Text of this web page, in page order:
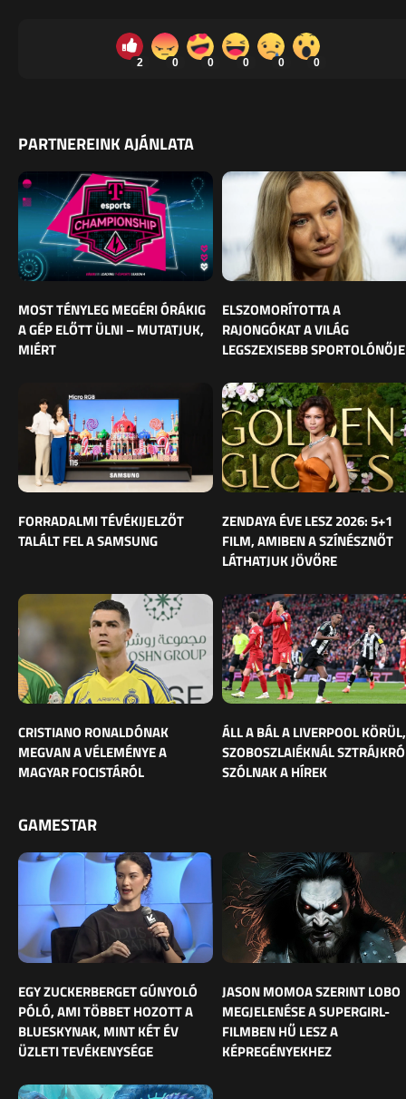
2 0 0 0 0 0
PARTNEREINK AJÁNLATA
MOST TÉNYLEG MEGÉRI ÓRÁKIG
A GÉP ELŐTT ÜLNI – MUTATJUK,
MIÉRT
ELSZOMORÍTOTTA A
RAJONGÓKAT A VILÁG
LEGSZEXISEBB SPORTOLÓNŐJE
FORRADALMI TÉVÉKIJELZŐT
TALÁLT FEL A SAMSUNG
ZENDAYA ÉVE LESZ 2026: 5+1
FILM, AMIBEN A SZÍNÉSZNŐT
LÁTHATJUK JÖVŐRE
CRISTIANO RONALDÓNAK
MEGVAN A VÉLEMÉNYE A
MAGYAR FOCISTÁRÓL
ÁLL A BÁL A LIVERPOOL KÖRÜL,
SZOBOSZLAIÉKNÁL
SZÓLNAK A HÍREK
GAMESTAR
EGY ZUCKERBERGET GÚNYOLÓ
PÓLÓ, AMI TÖBBET HOZOTT A
BLUESKYNAK, MINT KÉT ÉV
ÜZLETI TEVÉKENYSÉGE
JASON MOMOA SZERINT LOBO
MEGJELENÉSE A SUPERGIRL-
FILMBEN HŰ LESZ A
KÉPREGÉNYEKHEZ